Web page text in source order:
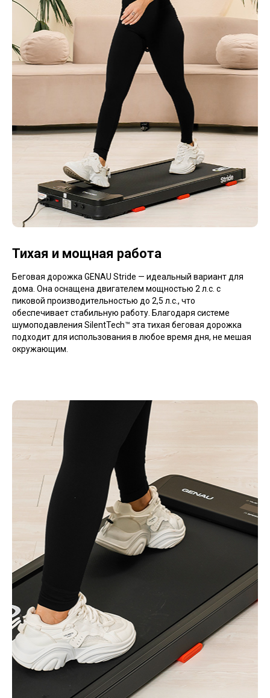
Тихая и мощная работа
Беговая дорожка GENAU Stride — идеальный вариант для
дома. Она оснащена двигателем мощностью 2 л.с. с
пиковой производительностью до 2,5 л.с., что
обеспечивает стабильную работу. Благодаря системе
шумоподавления SilentTech™ эта тихая беговая дорожка
подходит для использования в любое время дня, не мешая
окружающим.